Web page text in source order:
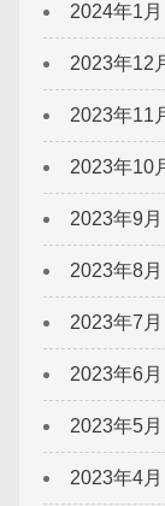
2024年1月
2023年12
2023年11
2023年10
2023年9月
2023年8月
2023年7月
2023年6月
2023年5月
2023年4月